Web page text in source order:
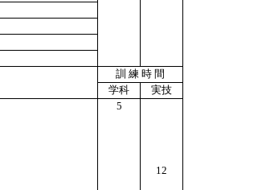
訓 練 時 間
学科
実技
5
12